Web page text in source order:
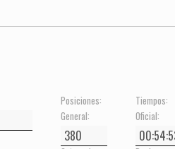
Posiciones:
General:
Tiempos:
Oficial: